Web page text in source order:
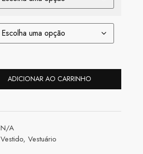
ADICIONAR AO CARRINHO
N/A
Vestido, Vestuário